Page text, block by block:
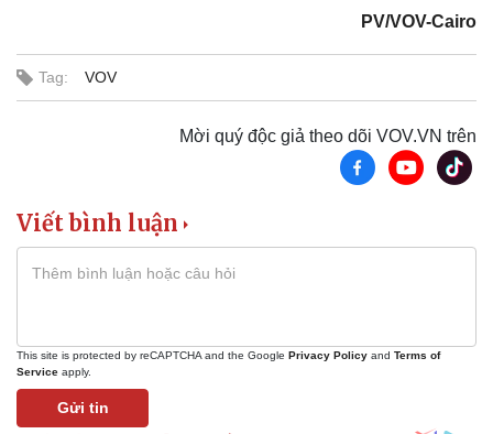
PV/VOV-Cairo
Tag: VOV
Mời quý độc giả theo dõi VOV.VN trên
Viết bình luận
This site is protected by reCAPTCHA and the Google Privacy Policy and Terms of
Service apply.
Gửi tin